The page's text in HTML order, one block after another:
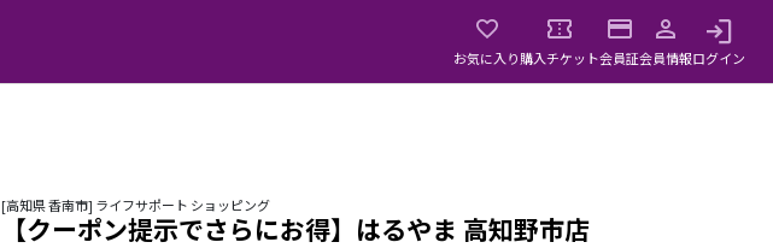
お気に入り購入チケット会員証会員情報ログイン
[高知県 香南市] ライフサポート ショッピング
【クーポン提示でさらにお得】はるやま 高知野市店